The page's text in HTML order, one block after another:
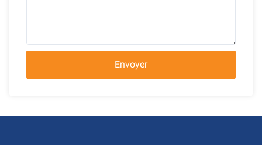
Envoyer